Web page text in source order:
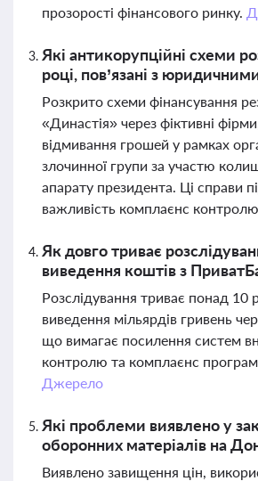
прозорості фінансового ринку.
Які антикорупційні схеми
році, пов’язані з
Розкрито схеми фінансування
«Династія» через фіктивні
відмивання грошей у рамках
злочинної групи за участю
апарату президента. Ці справи
важливість комплаєнс
Як довго триває
виведення коштів з
Розслідування триває понад 10
виведення мільярдів гривень
що вимагає посилення систем
контролю та комплаєнс
Джерело
Які проблеми виявлено у
оборонних матеріалів на
Виявлено завищення цін,